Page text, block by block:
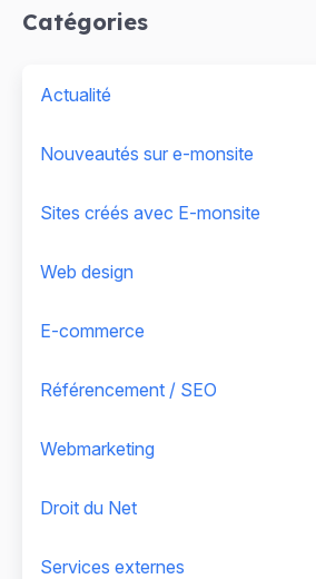
Catégories
Actualité
Nouveautés sur e-monsite
Sites créés avec E-monsite
Web design
E-commerce
Référencement / SEO
Webmarketing
Droit du Net
Services externes